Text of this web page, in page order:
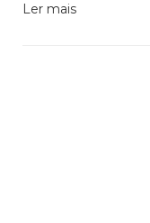
Ler mais